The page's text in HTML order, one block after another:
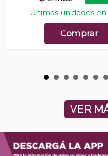
Últimas unidades
Comprar
VER